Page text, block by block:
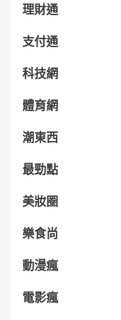
理財通
支付通
科技網
體育網
潮東西
最勁點
美妝圈
樂食尚
動漫瘋
電影瘋